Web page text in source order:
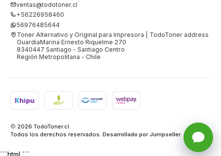
ventas@todotoner.cl
+56226958460
56976485644
Toner Alternativo y Original para Impresora | TodoToner address
GuardiaMarina Ernesto Riquelme 270
8340447 Santiago - Santiago Centro
Región Metropolitana - Chile
2026 TodoToner.cl.
Todos los derechos reservados. Desarrollado por Jumpseller.